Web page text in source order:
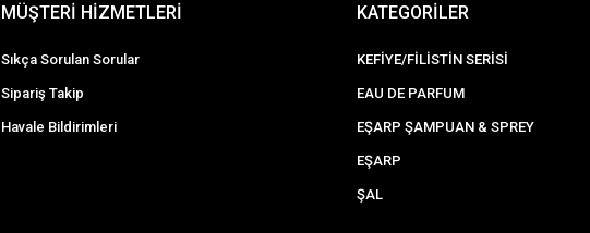
MÜŞTERİ HİZMETLERİ
Sıkça Sorulan Sorular
Sipariş Takip
Havale Bildirimleri
KATEGORİLER
KEFİYE/FİLİSTİN SERİSİ
EAU DE PARFUM
EŞARP ŞAMPUAN & SPREY
EŞARP
ŞAL